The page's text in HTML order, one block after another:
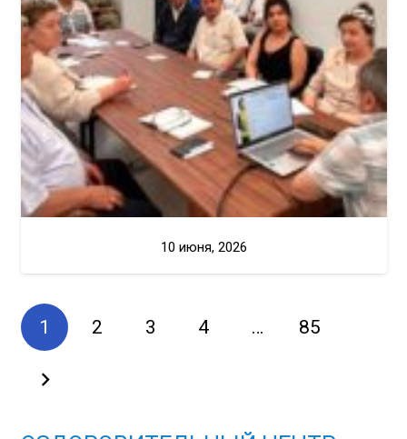
10 июня, 2026
1 2 3 4 … 85